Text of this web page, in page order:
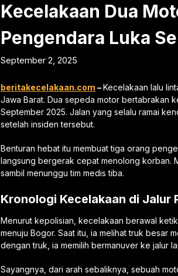
Kecelakaan Dua
Pengendara Luka
September 2, 2025
beritakecelakaan.com –Kecelakaan lalu
Jawa Barat. Dua sepeda motor bertabrakan
September 2025. Jalan yang selalu ramai
setelah insiden tersebut.
Benturan hebat itu membuat tiga orang
langsung bergerak cepat menolong korban.
sambil menunggu tim medis tiba.
Kronologi Kecelakaan di Jalur
Menurut kepolisian, kecelakaan berawal
menuju Bogor. Saat itu, ia melihat truk besar
dengan truk, ia memilih bermanuver ke jalur
Sayangnya, dari arah sebaliknya, sebuah